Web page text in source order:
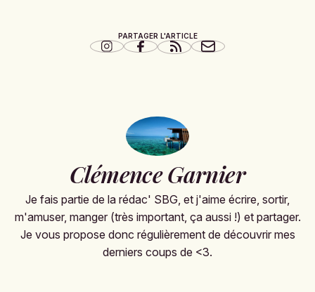
PARTAGER L'ARTICLE
Clémence Garnier
Je fais partie de la rédac' SBG, et j'aime écrire, sortir,
m'amuser, manger (très important, ça aussi !) et partager.
Je vous propose donc régulièrement de découvrir mes
derniers coups de <3.